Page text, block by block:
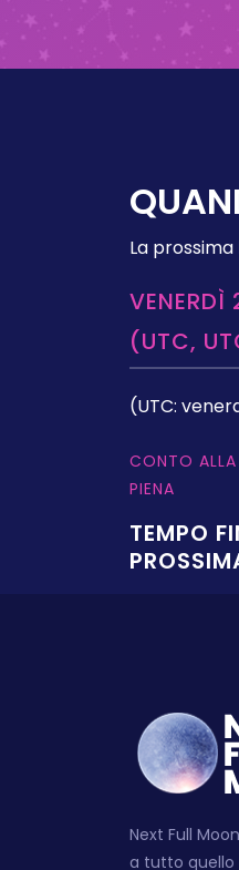
La
(UTC,
(UTC:
CONTO
PIENA
TEMPO
Next Full
a tutto quello